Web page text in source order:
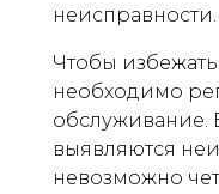
неисправности.
Чтобы
необходимо
обслуживание.
выявляются
невозможно